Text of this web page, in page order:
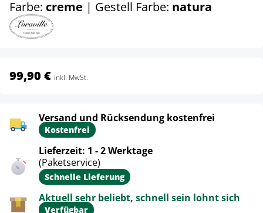
Farbe: creme | Gestell Farbe: natura
99,90 € inkl. MwSt.
Versand und Rücksendung kostenfrei
Kostenfrei
Lieferzeit: 1 - 2 Werktage
(Paketservice)
Schnelle Lieferung
Aktuell sehr beliebt, schnell sein lohnt sich
Verfügbar